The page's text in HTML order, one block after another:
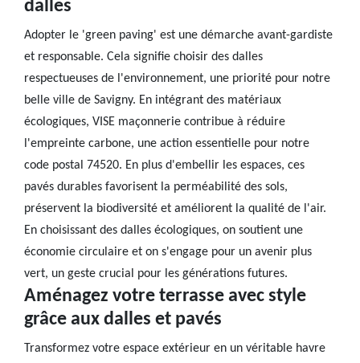
dalles
Adopter le 'green paving' est une démarche avant-gardiste
et responsable. Cela signifie choisir des dalles
respectueuses de l'environnement, une priorité pour notre
belle ville de Savigny. En intégrant des matériaux
écologiques, VISE maçonnerie contribue à réduire
l'empreinte carbone, une action essentielle pour notre
code postal 74520. En plus d'embellir les espaces, ces
pavés durables favorisent la perméabilité des sols,
préservent la biodiversité et améliorent la qualité de l'air.
En choisissant des dalles écologiques, on soutient une
économie circulaire et on s'engage pour un avenir plus
vert, un geste crucial pour les générations futures.
Aménagez votre terrasse avec style
grâce aux dalles et pavés
Transformez votre espace extérieur en un véritable havre